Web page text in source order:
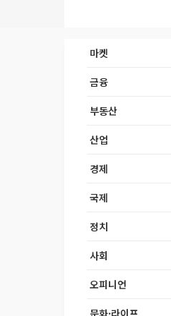
마켓
금융
부동산
산업
경제
국제
정치
사회
오피니언
문화·라이프